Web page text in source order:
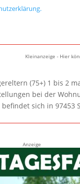
Kleinanzeige - Hier
(75+) 1 bis 2
bei der
sich in 97453
Anzeige